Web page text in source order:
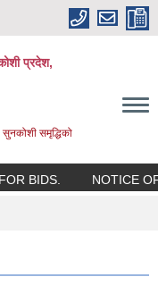
प्रदेश,
सुनकोशी समृद्धिको
BIDS. NOTICE OF